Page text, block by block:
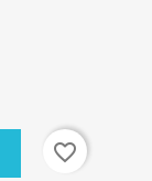
favorite_border